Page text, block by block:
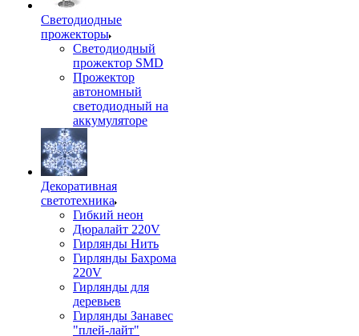
Светодиодные
прожекторы
Светодиодный
прожектор SMD
Прожектор
автономный
светодиодный на
аккумуляторе
Декоративная
светотехника
Гибкий неон
Дюралайт 220V
Гирлянды Нить
Гирлянды Бахрома
220V
Гирлянды для
деревьев
Гирлянды Занавес
"плей-лайт"